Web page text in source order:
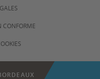
CONFORME